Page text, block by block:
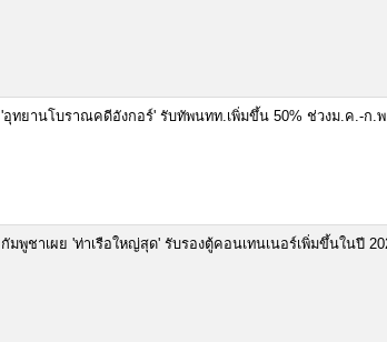
'อุทยานโบราณคดีอังกอร์' รับทัพนทท.เพิ่มขึ้น 50% ช่วงม.ค.-ก.
กัมพูชาเผย 'ท่าเรือใหญ่สุด' รับรองตู้คอนเทนเนอร์เพิ่มขึ้นในปี